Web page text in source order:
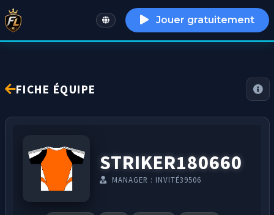
English Jouer gratuitement
FICHE ÉQUIPE
STRIKER180660
MANAGER : INVITÉ39506